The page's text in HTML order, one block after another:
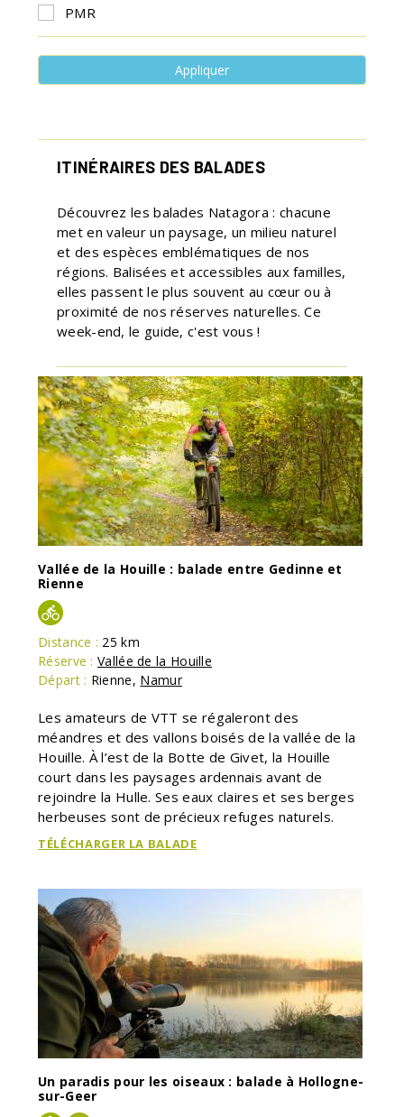
PMR
Appliquer
ITINÉRAIRES DES BALADES
Découvrez les balades Natagora : chacune
met en valeur un paysage, un milieu naturel
et des espèces emblématiques de nos
régions. Balisées et accessibles aux familles,
elles passent le plus souvent au cœur ou à
proximité de nos réserves naturelles. Ce
week-end, le guide, c'est vous !
Vallée de la Houille : balade entre Gedinne et
Rienne
Distance : 25 km
Réserve : Vallée de la Houille
Départ : Rienne, Namur
Les amateurs de VTT se régaleront des
méandres et des vallons boisés de la vallée de la
Houille. À l’est de la Botte de Givet, la Houille
court dans les paysages ardennais avant de
rejoindre la Hulle. Ses eaux claires et ses berges
herbeuses sont de précieux refuges naturels.
TÉLÉCHARGER LA BALADE
Un paradis pour les oiseaux : balade à Hollogne-
sur-Geer